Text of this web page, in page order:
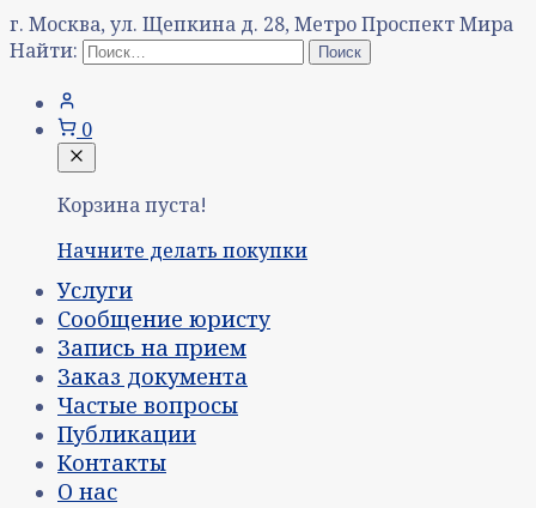
г. Москва, ул. Щепкина д. 28, Метро Проспект Мира
Найти:
0
Корзина пуста!
Начните делать покупки
Услуги
Сообщение юристу
Запись на прием
Заказ документа
Частые вопросы
Публикации
Контакты
О нас